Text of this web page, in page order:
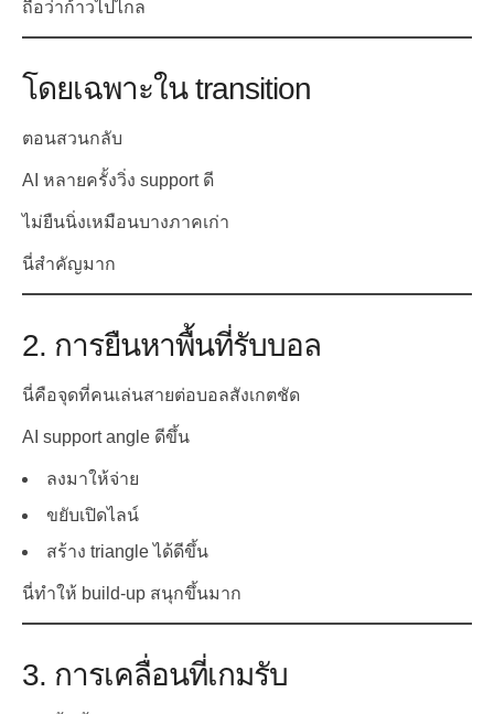
ถือว่าก้าวไปไกล
โดยเฉพาะใน transition
ตอนสวนกลับ
AI หลายครั้งวิ่ง support ดี
ไม่ยืนนิ่งเหมือนบางภาคเก่า
นี่สำคัญมาก
2. การยืนหาพื้นที่รับบอล
นี่คือจุดที่คนเล่นสายต่อบอลสังเกตชัด
AI support angle ดีขึ้น
ลงมาให้จ่าย
ขยับเปิดไลน์
สร้าง triangle ได้ดีขึ้น
นี่ทำให้ build-up สนุกขึ้นมาก
3. การเคลื่อนที่เกมรับ